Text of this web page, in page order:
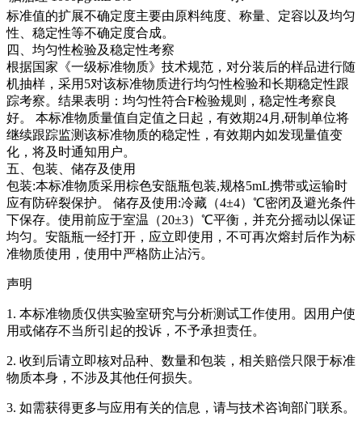
标准值的扩展不确定度主要由原料纯度、称量、定容以及均匀
性、稳定性等不确定度合成。
四、均匀性检验及稳定性考察
根据国家《一级标准物质》技术规范，对分装后的样品进行随
机抽样，采用5对该标准物质进行均匀性检验和长期稳定性跟
踪考察。结果表明：均匀性符合F检验规则，稳定性考察良
好。 本标准物质量值自定值之日起，有效期24月,研制单位将
继续跟踪监测该标准物质的稳定性，有效期内如发现量值变
化，将及时通知用户。
五、包装、储存及使用
包装:本标准物质采用棕色安瓿瓶包装,规格5mL携带或运输时
应有防碎裂保护。 储存及使用:冷藏（4±4）℃密闭及避光条件
下保存。使用前应于室温（20±3）℃平衡，并充分摇动以保证
均匀。安瓿瓶一经打开，应立即使用，不可再次熔封后作为标
准物质使用，使用中严格防止沾污。
声明
1. 本标准物质仅供实验室研究与分析测试工作使用。因用户使
用或储存不当所引起的投诉，不予承担责任。
2. 收到后请立即核对品种、数量和包装，相关赔偿只限于标准
物质本身，不涉及其他任何损失。
3. 如需获得更多与应用有关的信息，请与技术咨询部门联系。